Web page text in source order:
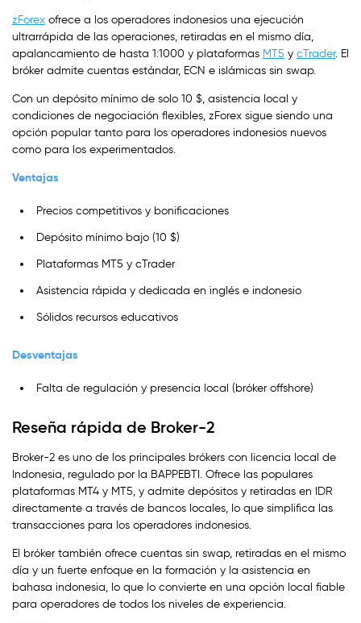
zForex ofrece a los operadores indonesios una ejecución
ultrarrápida de las operaciones, retiradas en el mismo día,
apalancamiento de hasta 1:1000 y plataformas MT5 y cTrader. El
bróker admite cuentas estándar, ECN e islámicas sin swap.
Con un depósito mínimo de solo 10 $, asistencia local y
condiciones de negociación flexibles, zForex sigue siendo una
opción popular tanto para los operadores indonesios nuevos
como para los experimentados.
Ventajas
Precios competitivos y bonificaciones
Depósito mínimo bajo (10 $)
Plataformas MT5 y cTrader
Asistencia rápida y dedicada en inglés e indonesio
Sólidos recursos educativos
Desventajas
Falta de regulación y presencia local (bróker offshore)
Reseña rápida de Broker-2
Broker-2 es uno de los principales brókers con licencia local de
Indonesia, regulado por la BAPPEBTI. Ofrece las populares
plataformas MT4 y MT5, y admite depósitos y retiradas en IDR
directamente a través de bancos locales, lo que simplifica las
transacciones para los operadores indonesios.
El bróker también ofrece cuentas sin swap, retiradas en el mismo
día y un fuerte enfoque en la formación y la asistencia en
bahasa indonesia, lo que lo convierte en una opción local fiable
para operadores de todos los niveles de experiencia.